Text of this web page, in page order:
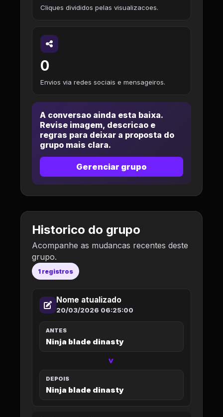
Cliques divididos pelas visualizacoes.
0
Envios via redes sociais e mensageiros.
A conversao ainda esta baixa.
Revise imagem, descricao e
regras para deixar a proposta do
grupo mais clara.
Gerenciar grupo
Historico do grupo
Acompanhe as mudancas recentes deste
grupo.
1 registros
Nome atualizado
20/03/2026 06:25:00
ANTES
Ninja blade dinasty
>
DEPOIS
Ninja blade dinasty